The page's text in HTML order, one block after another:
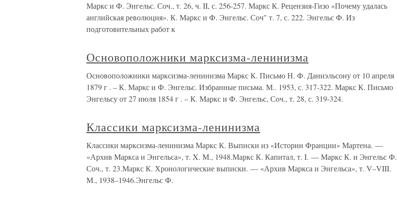
Маркс и Ф. Энгельс. Соч., т. 26, ч. II, с. 256-257. Маркс К. Рецензия-Гизо «Почему удалась
английская революция». К. Маркс и Ф. Энгельс. Соч" т. 7, с. 222. Энгельс Ф. Из
подготовительных работ к
Основоположники марксизма-ленинизма
Основоположники марксизма-ленинизма Маркс К. Письмо Н. Ф. Даниэльсону от 10 апреля
1879 г . – К. Маркс и Ф. Энгельс. Избранные письма. М.. 1953, с. 317-322. Маркс К. Письмо
Энгельсу от 27 июля 1854 г . – К. Маркс и Ф. Энгельс, Соч., т. 28, с. 319-324.
Классики марксизма-ленинизма
Классики марксизма-ленинизма Маркс К. Выписки из «Истории Франции» Мартена. —
«Архив Маркса и Энгельса», т. X. М., 1948.Маркс К. Капитал, т. I. — Маркс К. и Энгельс Ф.
Соч., т. 23.Маркс К. Хронологические выписки. — «Архив Маркса и Энгельса», т. V–VIII.
М., 1938–1946.Энгельс Ф.